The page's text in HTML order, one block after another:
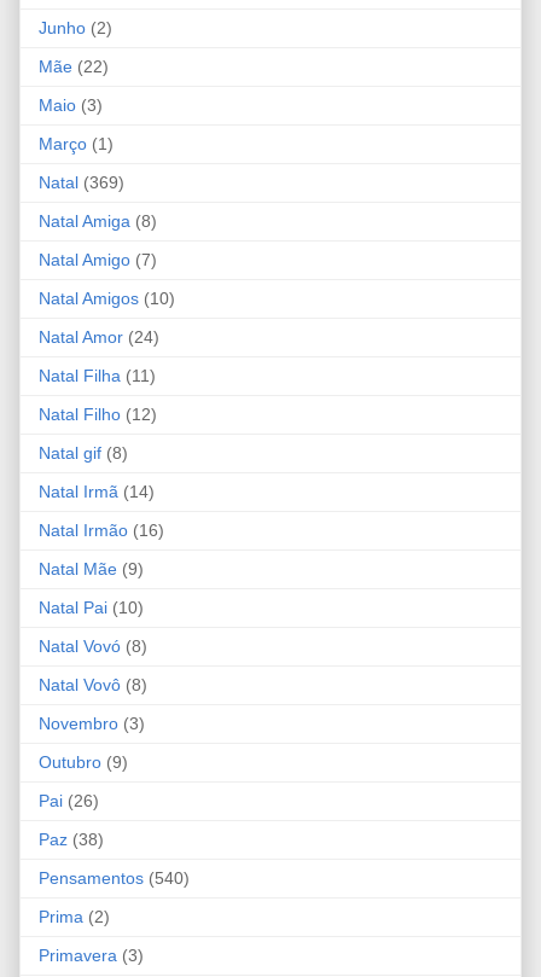
Junho (2)
Mãe (22)
Maio (3)
Março (1)
Natal (369)
Natal Amiga (8)
Natal Amigo (7)
Natal Amigos (10)
Natal Amor (24)
Natal Filha (11)
Natal Filho (12)
Natal gif (8)
Natal Irmã (14)
Natal Irmão (16)
Natal Mãe (9)
Natal Pai (10)
Natal Vovó (8)
Natal Vovô (8)
Novembro (3)
Outubro (9)
Pai (26)
Paz (38)
Pensamentos (540)
Prima (2)
Primavera (3)